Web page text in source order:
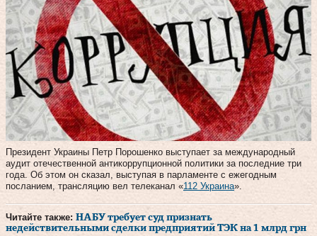
Президент Украины Петр Порошенко выступает за международный
аудит отечественной антикоррупционной политики за последние три
года. Об этом он сказал, выступая в парламенте с ежегодным
посланием, трансляцию вел телеканал «112 Украина».
Читайте также: НАБУ требует суд признать
недействительными сделки предприятий ТЭК на 1 млрд грн